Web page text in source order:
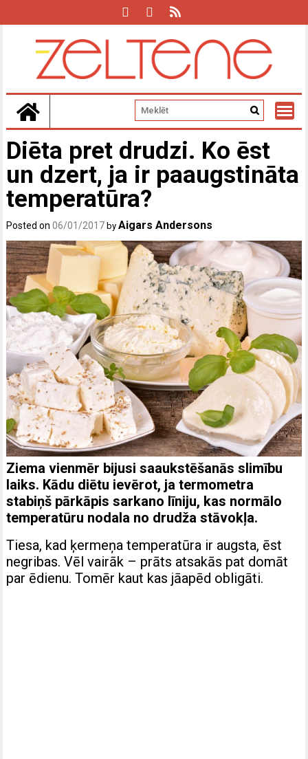
Diēta pret drudzi. Ko ēst
un dzert, ja ir paaugstināta
temperatūra?
Posted on06/01/2017 byAigars Andersons
Ziema vienmēr bijusi saaukstēšanās slimību
laiks. Kādu diētu ievērot, ja termometra
stabiņš pārkāpis sarkano līniju, kas normālo
temperatūru nodala no drudža stāvokļa.
Tiesa, kad ķermeņa temperatūra ir augsta, ēst
negribas. Vēl vairāk – prāts atsakās pat domāt
par ēdienu. Tomēr kaut kas jāapēd obligāti.